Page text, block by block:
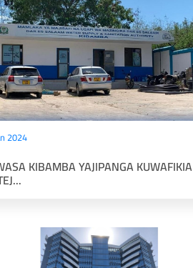
2024
KIBAMBA YAJIPANGA KUWAFIKIA